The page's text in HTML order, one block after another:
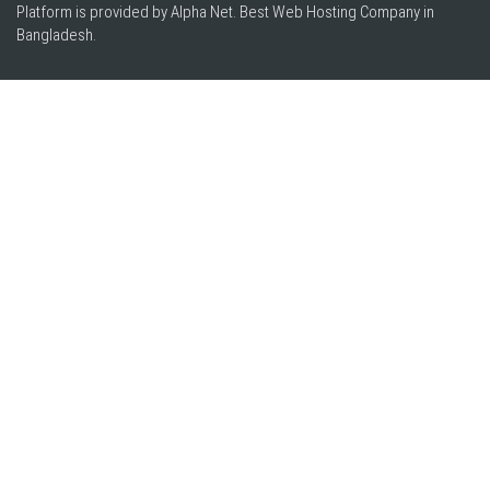
Platform is provided by Alpha Net. BestWeb Hosting Company in
Bangladesh.